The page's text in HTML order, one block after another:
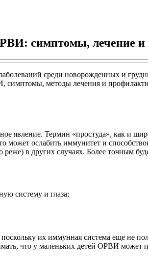
симптомы, лечение и
среди новорожденных и
методы лечения и
явление. Термин «простуда», как и
может ослабить иммунитет и
реже) в других случаях. Более точным
систему и глаза;
их иммунная система еще не
что у маленьких детей ОРВИ может